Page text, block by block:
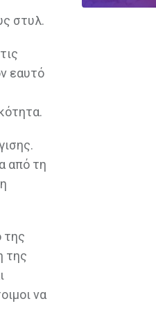
στυλ.
εαυτό
από τη
της
της
να